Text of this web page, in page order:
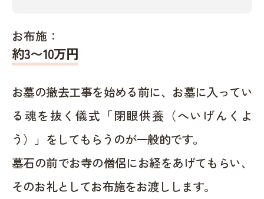
お布施：
約3〜10万円
お墓の撤去工事を始める前に、お墓に入ってい
る魂を抜く儀式「閉眼供養（へいげんくよ
う）」をしてもらうのが一般的です。
墓石の前でお寺の僧侶にお経をあげてもらい、
そのお礼としてお布施をお渡しします。